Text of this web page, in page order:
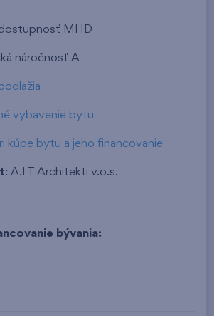
MHD
náročnosť A
vybavenie bytu
kúpe bytu a jeho financovanie
: A.LT Architekti v.o.s.
bývania: